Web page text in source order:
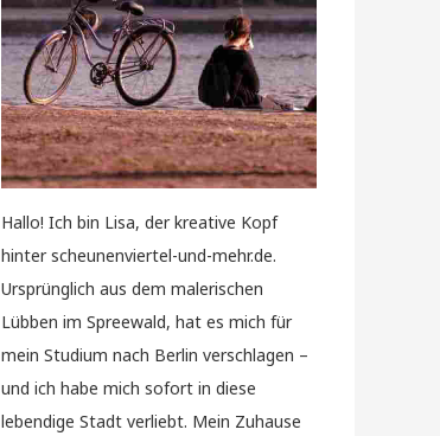
Hallo! Ich bin Lisa, der kreative Kopf
hinter scheunenviertel-und-mehr.de.
Ursprünglich aus dem malerischen
Lübben im Spreewald, hat es mich für
mein Studium nach Berlin verschlagen –
und ich habe mich sofort in diese
lebendige Stadt verliebt. Mein Zuhause